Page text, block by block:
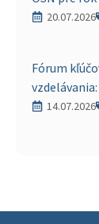
20.07.2026
Fórum
14.07.2026